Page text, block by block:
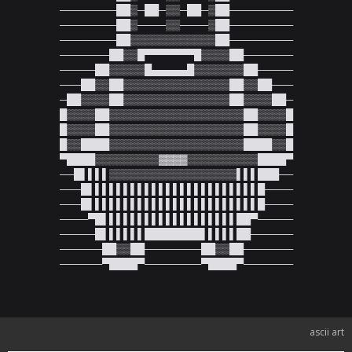
────────██▒─██─▒▒─██─▒██─────────
────────██▒────▒▒────▒██─────────
────────██▒▒▒▒▒▒▒▒▒▒▒▒██─────────
───────██▒▒█▀▀▀▀▀▀▀█▒▒▒▒██───────
─────██▒▒▒▒▒█▄▄▄▄▄█▒▒▒▒▒▒▒██─────
───██▒▒██▒▒▒▒▒▒▒▒▒▒▒▒▒▒▒██▒▒██───
─██▒▒▒▒██▒▒▒▒▒▒▒▒▒▒▒▒▒▒▒██▒▒▒▒██─
█▒▒▒▒██▒▒▒▒▒▒▒▒▒▒▒▒▒▒▒▒▒▒▒██▒▒▒▒█
█▒▒▒▒██▒▒▒▒▒▒▒▒▒▒▒▒▒▒▒▒▒▒▒██▒▒▒▒█
█▒▒████▒▒▒▒▒▒▒▒▒▒▒▒▒▒▒▒▒▒▒████▒▒█
▀████▒▒▒▒▒▒▒▒▒▓▓▓▓▒▒▒▒▒▒▒▒▒▒████▀
──█▌▌▌▌▒▒▒▒▒▒▒▒▒▒▒▒▒▒▒▒▒▒▌▌▌███──
───█▌▌▌▌▌▌▌▌▌▌▌▌▌▌▌▌▌▌▌▌▌▌▌▌█────
───█▌▌▌▌▌▌▌▌▌▌▌▌▌▌▌▌▌▌▌▌▌▌▌▌█────
────▀█▌▌▌▌▌▌▌▌▌▌▌▌▌▌▌▌▌▌▌██▀─────
─────█▌▌▌▌▌▌████████▌▌▌▌▌██──────
──────██▒▒██────────██▒▒██───────
──────▀████▀────────▀████▀───────
ascii art